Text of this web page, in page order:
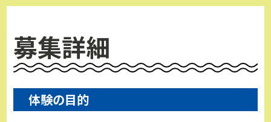
募集詳細
体験の目的